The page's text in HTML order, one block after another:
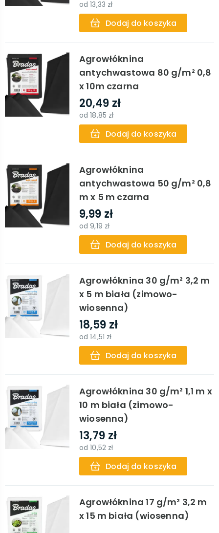
od13,33 zł
Dodaj do koszyka
Agrowłóknina
antychwastowa 80 g/m² 0,8
x 10m czarna
20,49 zł
od18,85 zł
Dodaj do koszyka
Agrowłóknina
antychwastowa 50 g/m² 0,8
m x 5 m czarna
9,99 zł
od9,19 zł
Dodaj do koszyka
Agrowłóknina 30 g/m² 3,2 m
x 5 m biała (zimowo-
wiosenna)
18,59 zł
od14,51 zł
Dodaj do koszyka
Agrowłóknina 30 g/m² 1,1 m x
10 m biała (zimowo-
wiosenna)
13,79 zł
od10,52 zł
Dodaj do koszyka
Agrowłóknina 17 g/m² 3,2 m
x 15 m biała (wiosenna)